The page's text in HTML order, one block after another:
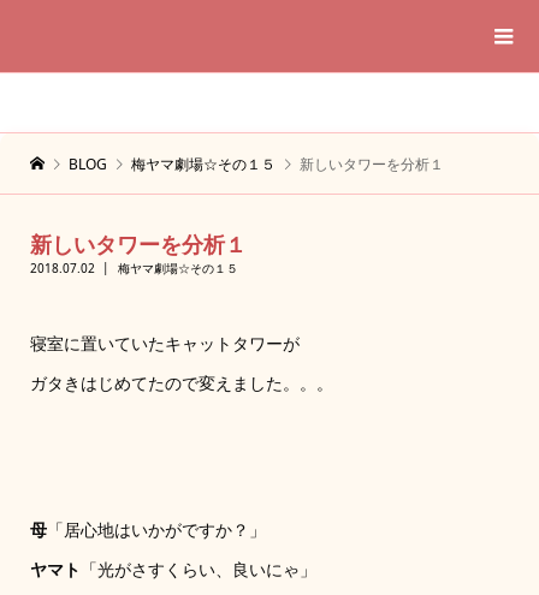
BLOG 梅ヤマ劇場☆その１５ 新しいタワーを分析１
新しいタワーを分析１
2018.07.02 梅ヤマ劇場☆その１５
寝室に置いていたキャットタワーが
ガタきはじめてたので変えました。。。
母「居心地はいかがですか？」
ヤマト 「光がさすくらい、良いにゃ」